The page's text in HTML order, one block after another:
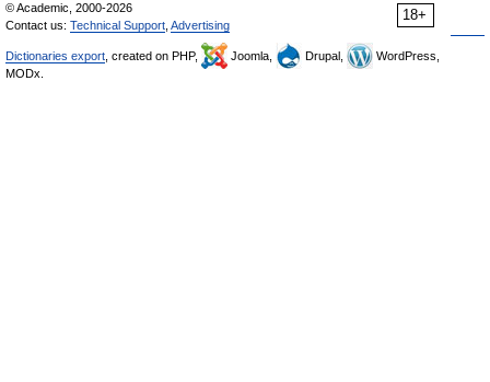
18+
© Academic, 2000-2026
Contact us: Technical Support Advertising
Dictionaries export , created on PHP, Joomla, Drupal,
WordPress,
MODx.